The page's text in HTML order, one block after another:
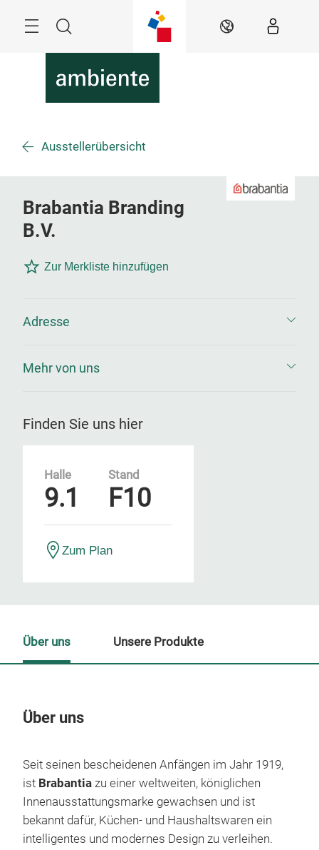
Suche DE
Ausstellerübersicht
Brabantia Branding
B.V.
Zur Merkliste hinzufügen
Adresse
Mehr von uns
Finden Sie uns hier
Halle
9.1
Stand
F10
Zum Plan
Über uns
Seit seinen bescheidenen Anfängen im Jahr 1919,
ist Brabantia zu einer weltweiten, königlichen
Innenausstattungsmarke gewachsen und ist
bekannt dafür, Küchen- und Haushaltswaren ein
intelligentes und modernes Design zu verleihen.
Über uns Unsere Produkte